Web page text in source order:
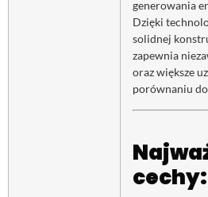
generowania
Dzięki
solidnej
zapewnia
oraz większe
porównaniu
cechy: